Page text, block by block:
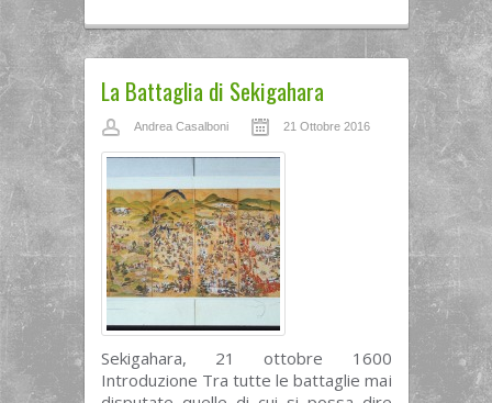
La Battaglia di Sekigahara
Andrea Casalboni 21 Ottobre 2016
Sekigahara, 21 ottobre 1600
Introduzione Tra tutte le battaglie mai